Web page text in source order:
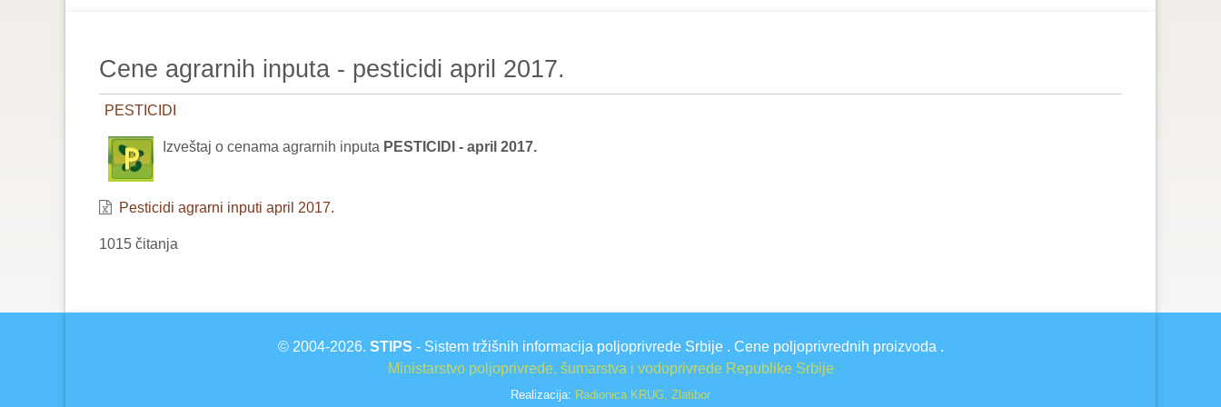
Cene agrarnih inputa - pesticidi april 2017.
PESTICIDI
Izveštaj o cenama agrarnih inputa PESTICIDI - april 2017.
Pesticidi agrarni inputi april 2017.
1015 čitanja
© 2004-2026. STIPS - Sistem tržišnih informacija poljoprivrede Srbije . Cene poljoprivrednih proizvoda .
Ministarstvo poljoprivrede, šumarstva i vodoprivrede Republike Srbije
Realizacija: Radionica KRUG, Zlatibor